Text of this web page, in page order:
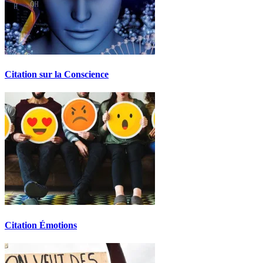
Citation sur la Conscience
Citation Émotions